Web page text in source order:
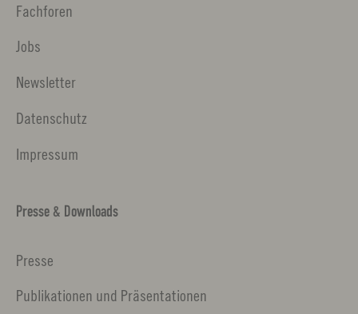
Fachforen
Jobs
Newsletter
Datenschutz
Impressum
Presse & Downloads
Presse
Publikationen und Präsentationen